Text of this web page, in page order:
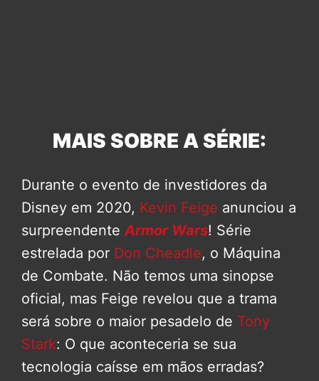
MAIS SOBRE A SÉRIE:
Durante o evento de investidores da
Disney em 2020, Kevin Feige anunciou a
surpreendenteArmor Wars! Série
estrelada por Don Cheadle, o Máquina
de Combate. Não temos uma sinopse
oficial, mas Feige revelou que a trama
será sobre o maior pesadelo de Tony
Stark: O que aconteceria se sua
tecnologia caísse em mãos erradas?